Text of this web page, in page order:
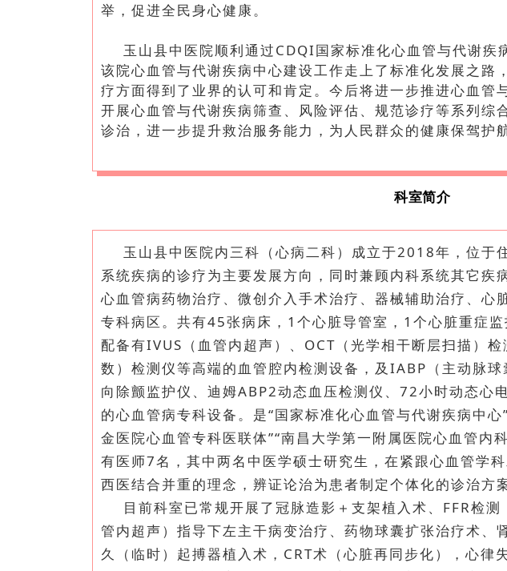
举，促进全民身心健康。
玉山县中医院顺利通过CDQI国家标准化心血管与代谢疾
该院心血管与代谢疾病中心建设工作走上了标准化发展之路
疗方面得到了业界的认可和肯定。今后将进一步推进心血管
开展心血管与代谢疾病筛查、风险评估、规范诊疗等系列综
诊治，进一步提升救治服务能力，为人民群众的健康保驾护航
科室简介
玉山县中医院内三科（心病二科）成立于2018年，位于
系统疾病的诊疗为主要发展方向，同时兼顾内科系统其它疾
心血管病药物治疗、微创介入手术治疗、器械辅助治疗、心
专科病区。共有45张病床，1个心脏导管室，1个心脏重症监
配备有IVUS（血管内超声）、OCT（光学相干断层扫描）
数）检测仪等高端的血管腔内检测设备，及IABP（主动脉
向除颤监护仪、迪姆ABP2动态血压检测仪、72小时动态心
的心血管病专科设备。是“国家标准化心血管与代谢疾病中
金医院心血管专科医联体”“南昌大学第一附属医院心血管内
有医师7名，其中两名中医学硕士研究生，在紧跟心血管学
西医结合并重的理念，辨证论治为患者制定个体化的诊治方案
目前科室已常规开展了冠脉造影＋支架植入术、FFR检
管内超声）指导下左主干病变治疗、药物球囊扩张治疗术、
久（临时）起搏器植入术，CRT术（心脏再同步化），心律